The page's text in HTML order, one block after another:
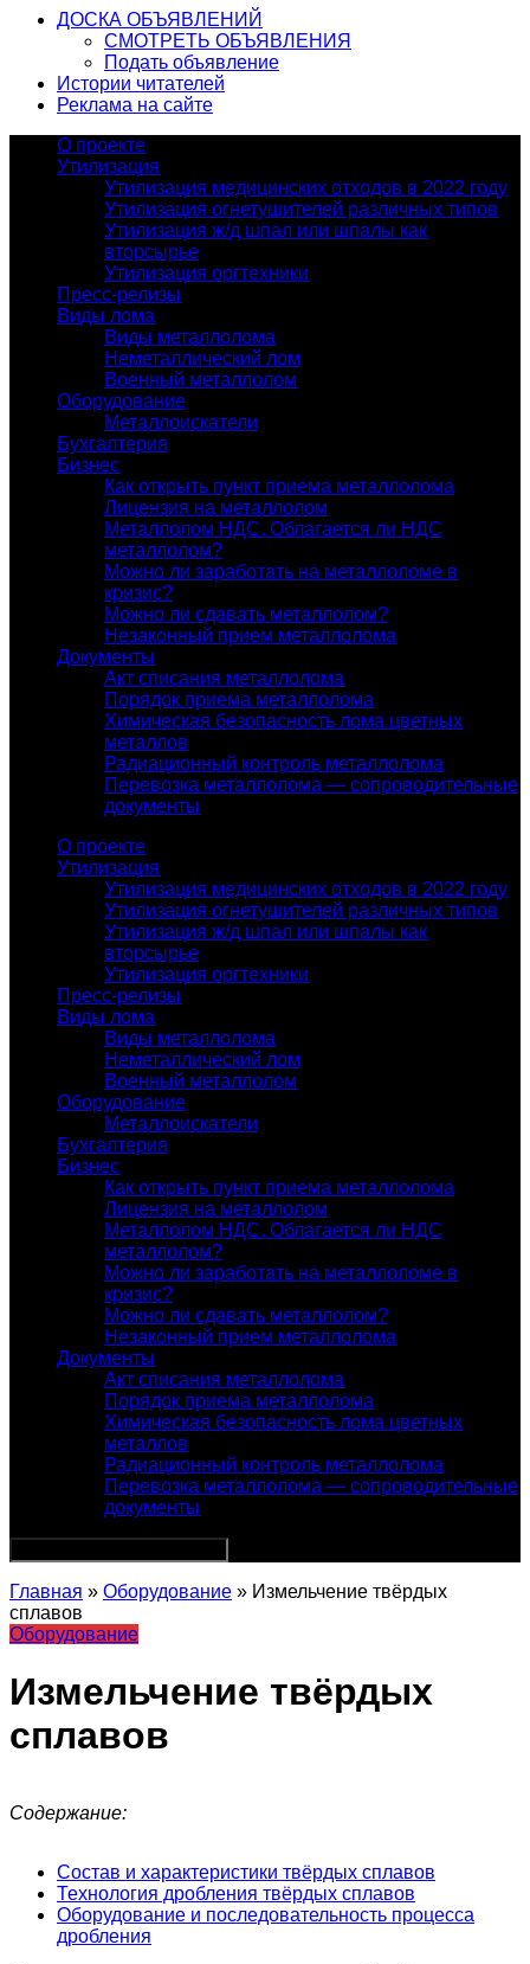
ДОСКА ОБЪЯВЛЕНИЙ
СМОТРЕТЬ ОБЪЯВЛЕНИЯ
Подать объявление
Истории читателей
Реклама на сайте
О проекте
Утилизация
Утилизация медицинских отходов в 2022 году
Утилизация огнетушителей различных типов
Утилизация ж/д шпал или шпалы как
вторсырье
Утилизация оргтехники
Пресс-релизы
Виды лома
Виды металлолома
Неметаллический лом
Военный металлолом
Оборудование
Металлоискатели
Бухгалтерия
Бизнес
Как открыть пункт приема металлолома
Лицензия на металлолом
Металлолом НДС. Облагается ли НДС
металлолом?
Можно ли заработать на металлоломе в
кризис?
Можно ли сдавать металлолом?
Незаконный прием металлолома
Документы
Акт списания металлолома
Порядок приема металлолома
Химическая безопасность лома цветных
металлов
Радиационный контроль металлолома
Перевозка металлолома — сопроводительные
документы
О проекте
Утилизация
Утилизация медицинских отходов в 2022 году
Утилизация огнетушителей различных типов
Утилизация ж/д шпал или шпалы как
вторсырье
Утилизация оргтехники
Пресс-релизы
Виды лома
Виды металлолома
Неметаллический лом
Военный металлолом
Оборудование
Металлоискатели
Бухгалтерия
Бизнес
Как открыть пункт приема металлолома
Лицензия на металлолом
Металлолом НДС. Облагается ли НДС
металлолом?
Можно ли заработать на металлоломе в
кризис?
Можно ли сдавать металлолом?
Незаконный прием металлолома
Документы
Акт списания металлолома
Порядок приема металлолома
Химическая безопасность лома цветных
металлов
Радиационный контроль металлолома
Перевозка металлолома — сопроводительные
документы
Главная » Оборудование » Измельчение твёрдых
сплавов
Оборудование
Измельчение твёрдых
сплавов
Содержание:
Состав и характеристики твёрдых сплавов
Технология дробления твёрдых сплавов
Оборудование и последовательность процесса
дробления